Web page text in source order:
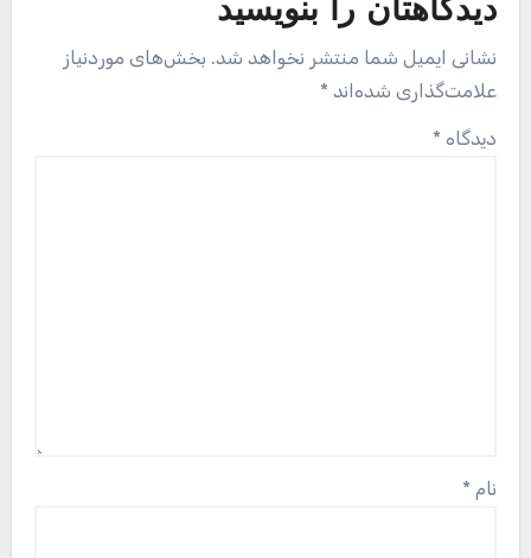
دیدگاهتان را بنویسید
نشانی ایمیل شما منتشر نخواهد شد. بخش‌های موردنیاز
علامت‌گذاری شده‌اند *
دیدگاه *
نام *